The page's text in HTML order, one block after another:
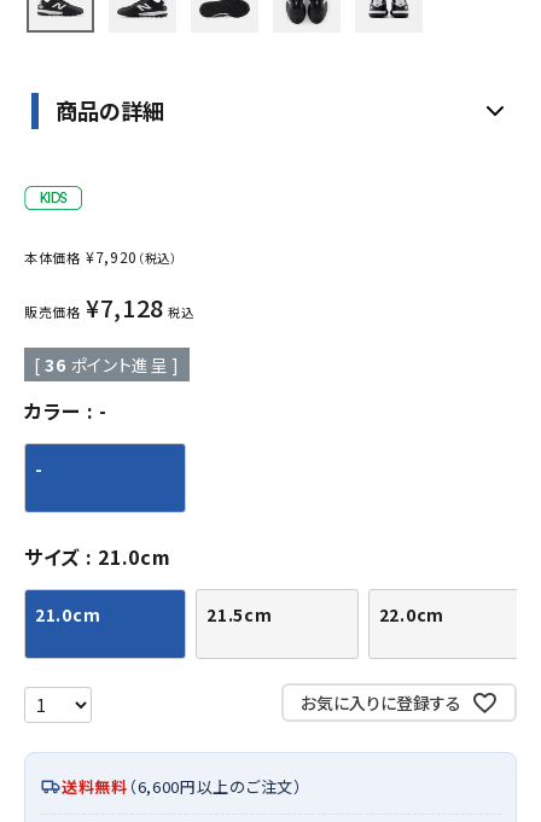
商品の詳細
本体価格 ¥7,920 （税込）
販売価格 ¥7,128 税込
[ 36 ポイント進呈 ]
カラー -
-
サイズ 21.0cm
21.0cm 21.5cm 22.0cm
お気に入りに登録する
送料無料 （6,600円以上のご注文）